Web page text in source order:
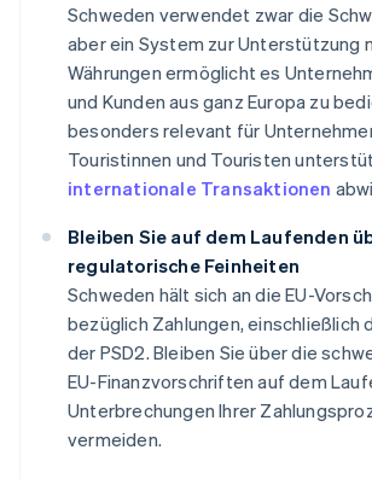
Schweden verwendet zwar die
aber ein System zur Unterstützung
Währungen ermöglicht es
und Kunden aus ganz Europa zu
besonders relevant für
Touristinnen und Touristen
internationale Transaktionen
Bleiben Sie auf dem Laufenden
regulatorische Feinheiten
Schweden hält sich an die EU-
bezüglich Zahlungen, einschließlich
der PSD2. Bleiben Sie über die
EU-Finanzvorschriften auf dem
Unterbrechungen Ihrer
vermeiden.